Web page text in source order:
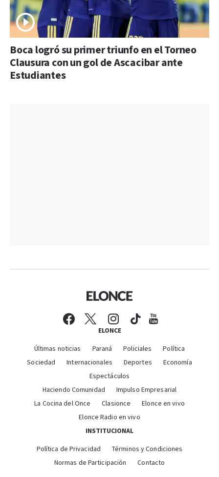
Boca logró su primer triunfo en el Torneo
Clausura con un gol de Ascacibar ante
Estudiantes
ELONCE
Últimas noticias Paraná Policiales
Política
Sociedad
Internacionales Deportes
Economía
Espectáculos
Haciendo Comunidad
Impulso Empresarial
La Cocina del Once
Clasionce
Elonce en vivo
Elonce Radio en vivo
INSTITUCIONAL
Política de Privacidad
Términos y Condiciones
Normas de Participación
Contacto